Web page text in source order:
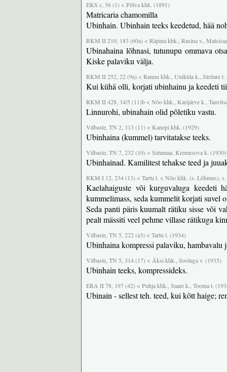
EKS c, 56 (1) < Põlva khk. (1891)
Matricaria chamomilla
Ubinhain. Ubinhain teeks keedetud, hää
RKM II 210, 183 (60a) < Räpina khk., Rasina v.,
Ubinahaina lõhnasi, tutunupu ommava
Kiske palaviku välja.
RKM II 252, 22 (9a) < Rannu khk., Uniküla k., Jüritare t.
Kui kühä olli, korjati ubinhainu ja keedeti
RKM II 428, 34/5 (11)b < Nõo khk., Karijärve k.,
Linnurohi, ubinahain olid põletiku vastu.
Vilbaste, TN 2, 313 (11) < Kanepi khk. (1929)
Ubinhaina (kummel) tarvitatakse teeks.
Vilbaste, TN 7, 232 (10) < Setumaa, Kremesova k. (1930)
Ubinhainad. Kamilitest tehakse teed ja
RKM I 12, 234 (13) < Tartu l. < Nõo khk. (s. Lõhmus),
Kaelahaiguste või kurguvaluga keedeti
kummelimass, seda kummelit korjati suvel
Seda panti päris kuumalt rätiku sisse või
pealt mässiti veel pehme villase rätikuga
Vilbaste, TN 5, 222 (a3) < Tartu l. (1934)
Ubinhaina kompressi palaviku, hambavalu
Vilbaste, TN 5, 314 (17) < Äksi khk., Sootaga v. (1935)
Ubinhain teeks, kompressideks.
ERA II 78, 197 (42) < Puhja khk., Saare k., Tooma t.
Ubinain - sellest teh. teed, kui kõtt haige;